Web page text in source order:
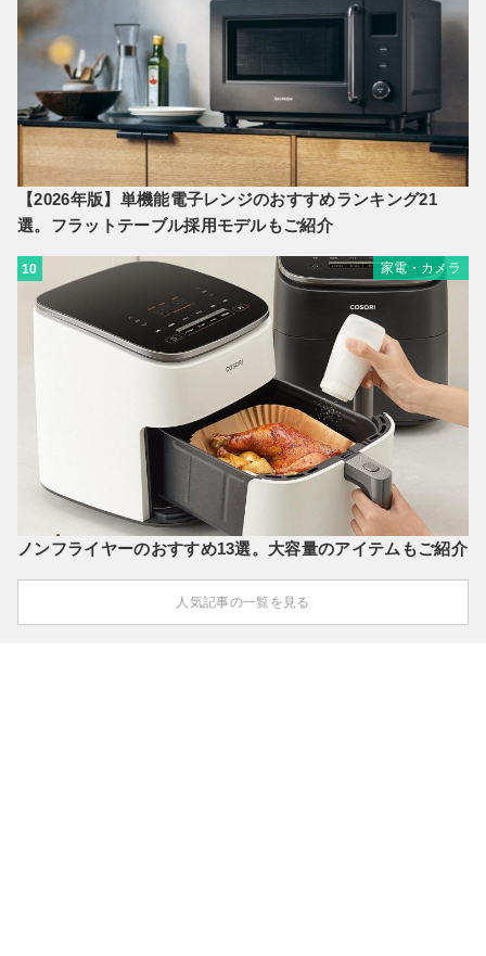
【2026年版】単機能電子レンジのおすすめランキング21
選。フラットテーブル採用モデルもご紹介
10 家電・カメラ
ノンフライヤーのおすすめ13選。大容量のアイテムもご紹介
人気記事の一覧を見る